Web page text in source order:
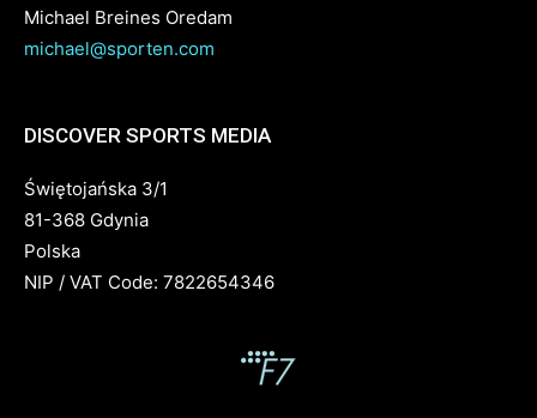
Michael Breines Oredam
michael@sporten.com
DISCOVER SPORTS MEDIA
Świętojańska 3/1
81-368 Gdynia
Polska
NIP / VAT Code: 7822654346